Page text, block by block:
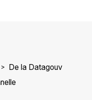
De la Datagouv